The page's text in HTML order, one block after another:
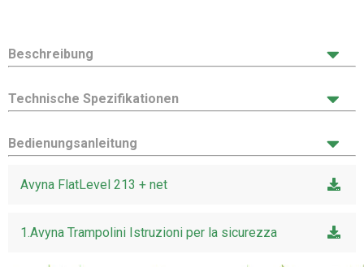
Beschreibung
Technische Spezifikationen
Bedienungsanleitung
Avyna FlatLevel 213 + net
1.Avyna Trampolini Istruzioni per la sicurezza